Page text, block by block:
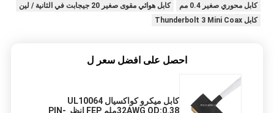
كابل محوري صغير 0.4 مم
كابل هوائي مقوى صغير 20 جيجابت في الثانية / لين
كابل Thunderbolt 3 Mini Coax
احصل على افضل سعر ل
كابل ميكرو كواكسيال UL10064
32AWG OD:0.38ملم FEP انظر PIN-